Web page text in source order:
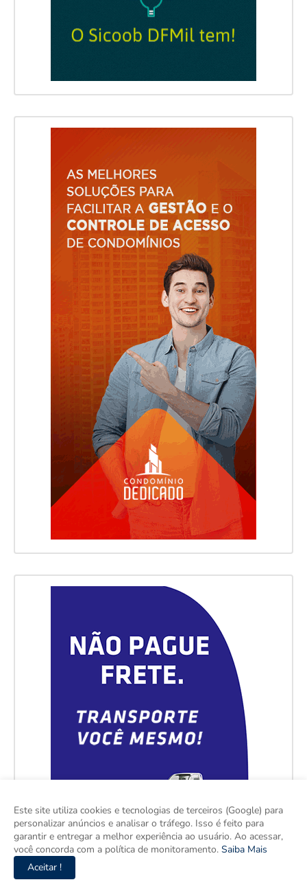
Este site utiliza cookies e tecnologias de terceiros (Google) para
personalizar anúncios e analisar o tráfego. Isso é feito para
garantir e entregar a melhor experiência ao usuário. Ao acessar,
você concorda com a política de monitoramento. Saiba Mais
Aceitar !